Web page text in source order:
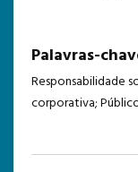
Palavras-
Responsabilidade
corporativa;